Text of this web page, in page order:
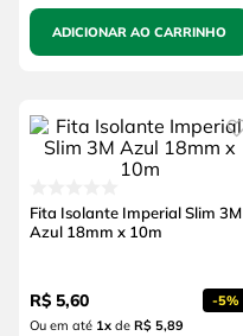
ADICIONAR AO CARRINHO
Fita Isolante Imperial Slim 3M
Azul 18mm x 10m
R$ 5,60 -5%
Ou em até 1xde R$ 5,89